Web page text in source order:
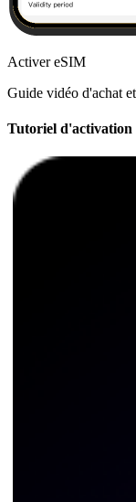
Activer eSIM
Guide vidéo d'achat
Tutoriel d'activation